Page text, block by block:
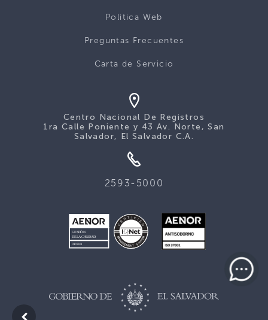
Politica Web
Preguntas Frecuentes
Carta de Servicio
Centro Nacional De Registros
1ra Calle Poniente y 43 Av. Norte, San
Salvador, El Salvador C.A.
2593-5000